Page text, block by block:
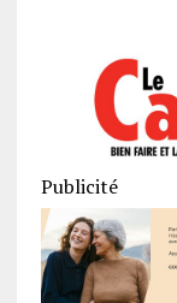
Publicité